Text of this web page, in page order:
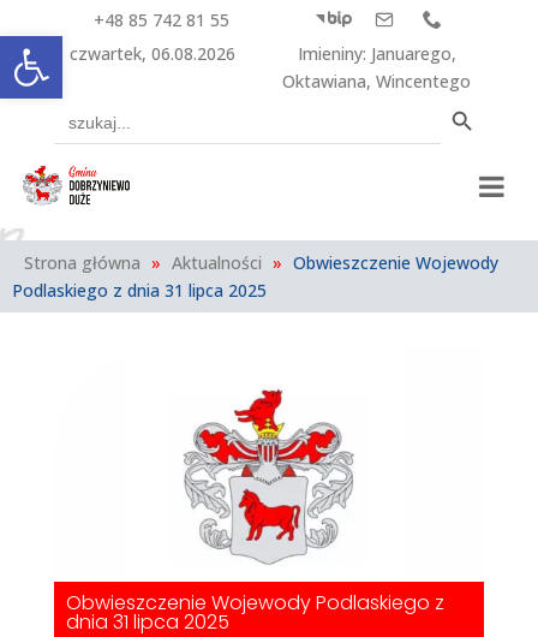
Otwórz pasek narzędzi
+48 85 742 81 55   
czwartek, 06.08.2026 Imieniny: Januarego,
Oktawiana,Wincentego
for:
Strona główna » Aktualności » Obwieszczenie Wojewody
Podlaskiego z dnia 31 lipca 2025
Obwieszczenie Wojewody Podlaskiego z
dnia 31 lipca 2025